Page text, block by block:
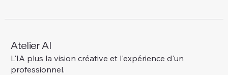
Atelier AI
L'IA plus la vision créative et l'expérience d'un
professionnel.